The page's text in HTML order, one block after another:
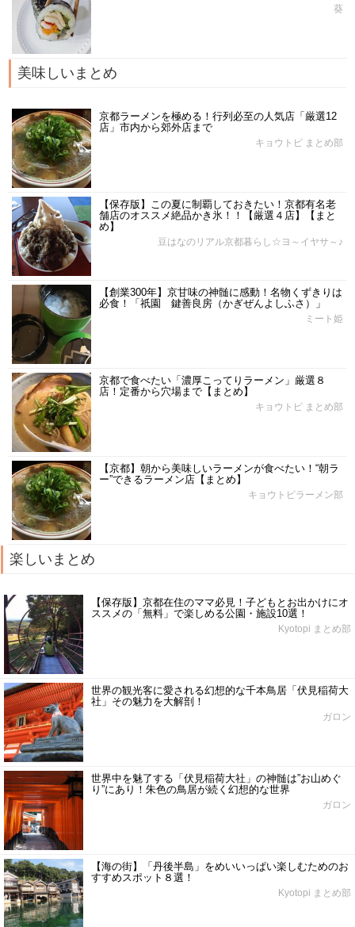
葵
美味しいまとめ
京都ラーメンを極める！行列必至の人気店「厳選12
店」市内から郊外店まで
キョウトピ まとめ部
【保存版】この夏に制覇しておきたい！京都有名老
舗店のオススメ絶品かき氷！！【厳選４店】【まと
め】
豆はなのリアル京都暮らし☆ヨ～イヤサ～♪
【創業300年】京甘味の神髄に感動！名物くずきりは
必食！「祇園 鍵善良房（かぎぜんよしふさ）」
ミート姫
京都で食べたい「濃厚こってりラーメン」厳選８
店！定番から穴場まで【まとめ】
キョウトピ まとめ部
【京都】朝から美味しいラーメンが食べたい！“朝ラ
ー”できるラーメン店【まとめ】
キョウトピラーメン部
楽しいまとめ
【保存版】京都在住のママ必見！子どもとお出かけにオ
ススメの「無料」で楽しめる公園・施設10選！
Kyotopi まとめ部
世界の観光客に愛される幻想的な千本鳥居「伏見稲荷大
社」その魅力を大解剖！
ガロン
世界中を魅了する「伏見稲荷大社」の神髄は”お山めぐ
り”にあり！朱色の鳥居が続く幻想的な世界
ガロン
【海の街】「丹後半島」をめいいっぱい楽しむためのお
すすめスポット８選！
Kyotopi まとめ部